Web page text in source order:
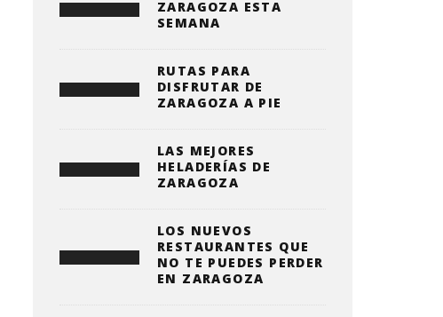
ZARAGOZA ESTA
SEMANA
RUTAS PARA
DISFRUTAR DE
ZARAGOZA A PIE
LAS MEJORES
HELADERÍAS DE
ZARAGOZA
LOS NUEVOS
RESTAURANTES QUE
NO TE PUEDES PERDER
EN ZARAGOZA